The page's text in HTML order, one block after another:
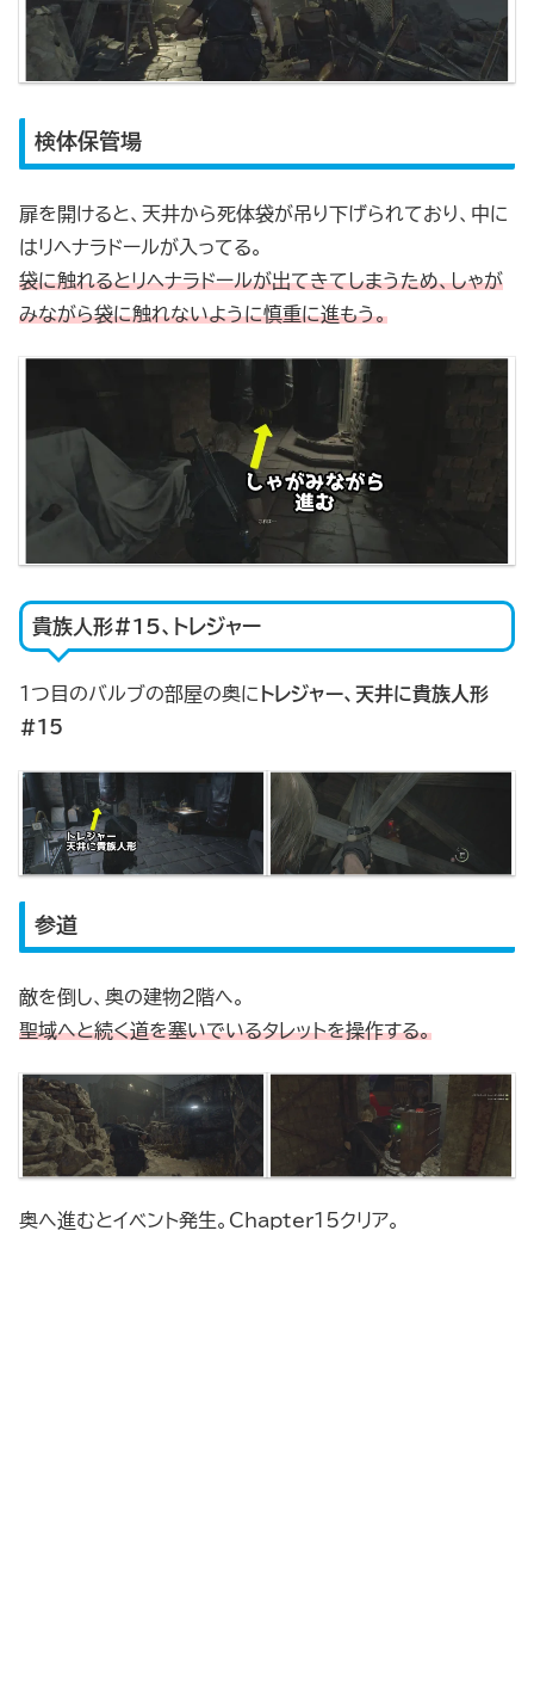
検体保管場
扉を開けると、天井から死体袋が吊り下げられており、中に
はリヘナラドールが入ってる。
袋に触れるとリヘナラドールが出てきてしまうため、しゃが
みながら袋に触れないように慎重に進もう。
貴族人形#15、トレジャー
1つ目のバルブの部屋の奥に トレジャー、天井に貴族人形
#15
参道
敵を倒し、奥の建物2階へ。
聖域へと続く道を塞いでいるタレットを操作する。
奥へ進むとイベント発生。Chapter15クリア。